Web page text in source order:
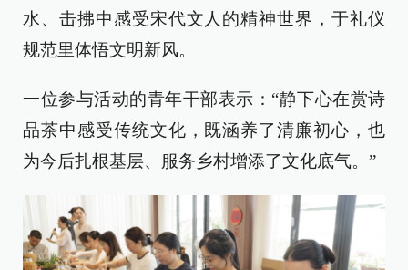
水、击拂中感受宋代文人的精神世界，于礼仪
规范里体悟文明新风。
一位参与活动的青年干部表示：“静下心在赏诗
品茶中感受传统文化，既涵养了清廉初心，也
为今后扎根基层、服务乡村增添了文化底气。”